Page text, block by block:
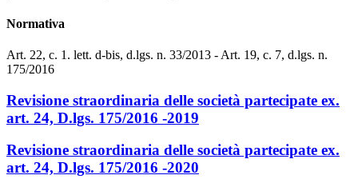
Normativa
Art. 22, c. 1. lett. d-bis, d.lgs. n. 33/2013 - Art. 19, c. 7, d.lgs. n.
175/2016
Revisione straordinaria delle società partecipate ex.
art. 24, D.lgs. 175/2016 -2019
Revisione straordinaria delle società partecipate ex.
art. 24, D.lgs. 175/2016 -2020